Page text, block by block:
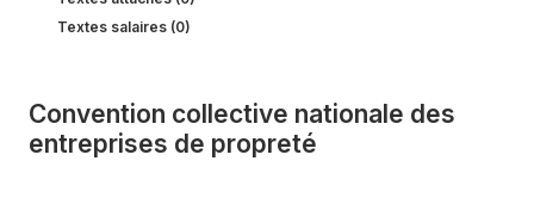
Textes salaires (0)
Convention collective nationale des
entreprises de propreté